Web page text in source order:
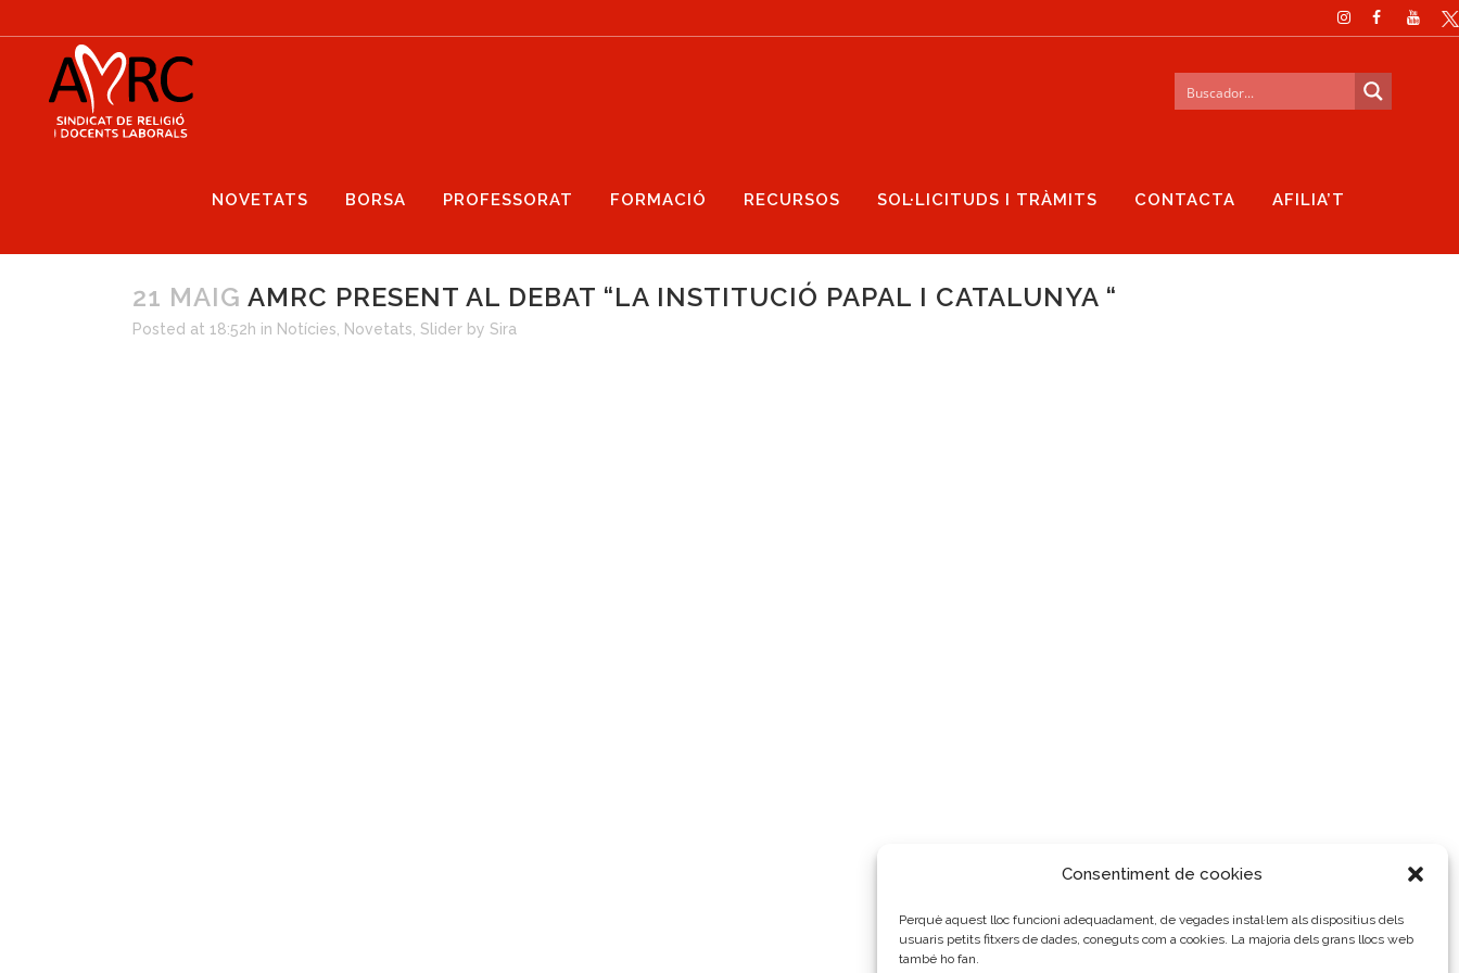
Consentiment de cookies
Perquè aquest lloc funcioni adequadament, de vegades instal·lem als dispositius dels
usuaris petits fitxers de dades, coneguts com a cookies. La majoria dels grans llocs web
també ho fan.
NOVETATS BORSA PROFESSORAT FORMACIÓ RECURSOS SOL·LICITUDS I TRÀMITS CONTACTA AFILIA’T
21 MAIG AMRC PRESENT AL DEBAT “LA INSTITUCIÓ PAPAL I CATALUNYA “
Posted at 18:52h in Notícies Novetats Slider by Sira